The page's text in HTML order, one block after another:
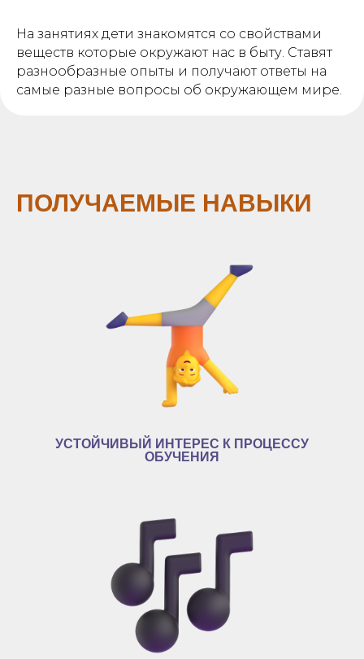
На занятиях дети знакомятся со свойствами
веществ которые окружают нас в быту. Ставят
разнообразные опыты и получают ответы на
самые разные вопросы об окружающем мире.
ПОЛУЧАЕМЫЕ НАВЫКИ
УСТОЙЧИВЫЙ ИНТЕРЕС К ПРОЦЕССУ
ОБУЧЕНИЯ